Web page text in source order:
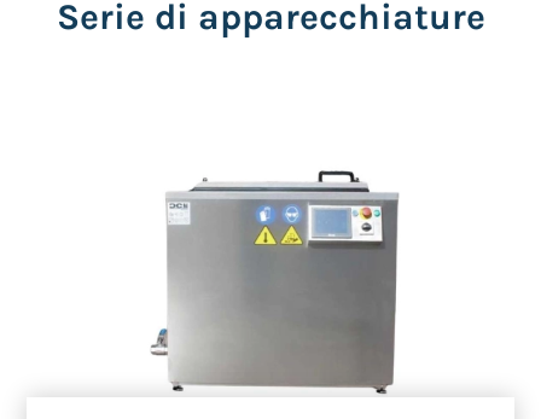
Serie di apparecchiature